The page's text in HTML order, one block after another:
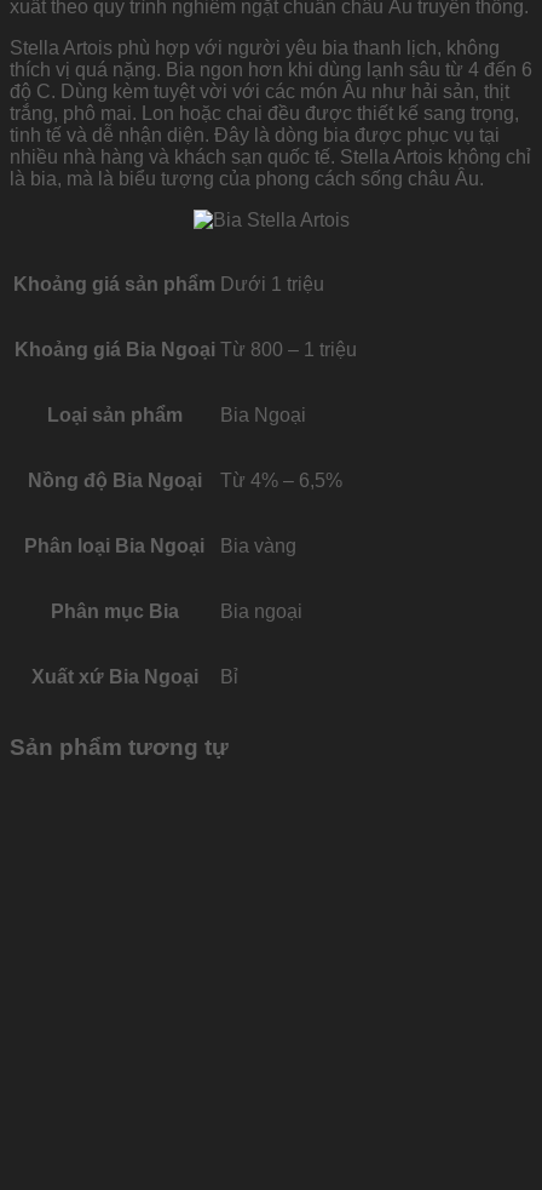
xuất theo quy trình nghiêm ngặt chuẩn châu Âu truyền thống.
Stella Artois phù hợp với người yêu bia thanh lịch, không
thích vị quá nặng. Bia ngon hơn khi dùng lạnh sâu từ 4 đến 6
độ C. Dùng kèm tuyệt vời với các món Âu như hải sản, thịt
trắng, phô mai. Lon hoặc chai đều được thiết kế sang trọng,
tinh tế và dễ nhận diện. Đây là dòng bia được phục vụ tại
nhiều nhà hàng và khách sạn quốc tế. Stella Artois không chỉ
là bia, mà là biểu tượng của phong cách sống châu Âu.
Khoảng giá sản phẩm Dưới 1 triệu
Khoảng giá Bia Ngoại Từ 800 – 1 triệu
Loại sản phẩm Bia Ngoại
Nồng độ Bia Ngoại Từ 4% – 6,5%
Phân loại Bia Ngoại Bia vàng
Phân mục Bia Bia ngoại
Xuất xứ Bia Ngoại Bỉ
Sản phẩm tương tự